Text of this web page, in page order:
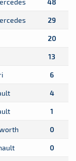
48
29
20
13
6
4
1
0
0